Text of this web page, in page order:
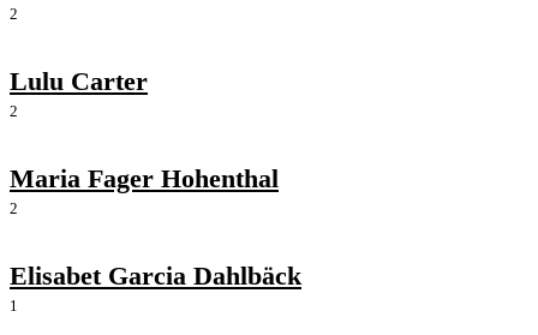
2
Lulu Carter
2
Maria Fager Hohenthal
2
Elisabet Garcia Dahlbäck
1